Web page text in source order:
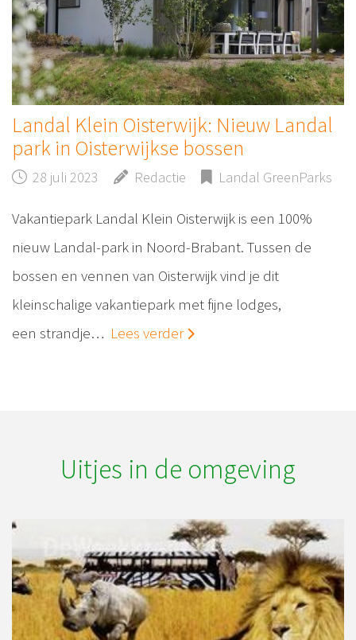
Landal Klein Oisterwijk: Nieuw Landal
park in Oisterwijkse bossen
28 juli 2023 Redactie Landal GreenParks
Vakantiepark Landal Klein Oisterwijk is een 100%
nieuw Landal-park in Noord-Brabant. Tussen de
bossen en vennen van Oisterwijk vind je dit
kleinschalige vakantiepark met fijne lodges,
een strandje… Lees verder
Uitjes in de omgeving